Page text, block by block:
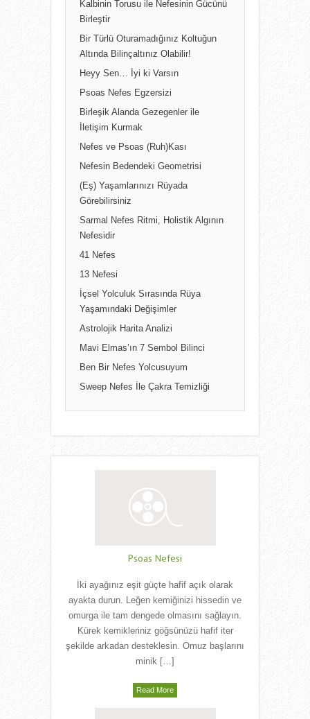
Kalbinin Torusu ile Nefesinin Gücünü
Birleştir
Bir Türlü Oturamadığınız Koltuğun
Altında Bilinçaltınız Olabilir!
Heyy Sen… İyi ki Varsın
Psoas Nefes Egzersizi
Birleşik Alanda Gezegenler ile
İletişim Kurmak
Nefes ve Psoas (Ruh)Kası
Nefesin Bedendeki Geometrisi
(Eş) Yaşamlarınızı Rüyada
Görebilirsiniz
Sarmal Nefes Ritmi, Holistik Algının
Nefesidir
41 Nefes
13 Nefesi
İçsel Yolculuk Sırasında Rüya
Yaşamındaki Değişimler
Astrolojik Harita Analizi
Mavi Elmas’ın 7 Sembol Bilinci
Ben Bir Nefes Yolcusuyum
Sweep Nefes İle Çakra Temizliği
Psoas Nefesi
İki ayağınız eşit güçte hafif açık olarak
ayakta durun. Leğen kemiğinizi hissedin ve
omurga ile tam dengede olmasını sağlayın.
Kürek kemikleriniz göğsünüzü hafif iter
şekilde arkadan desteklesin. Omuz başlarını
minik […]
Read More